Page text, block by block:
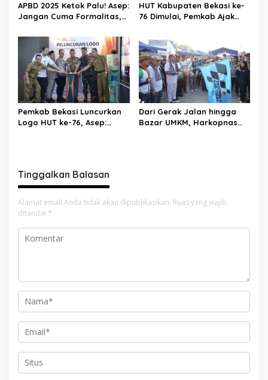
APBD 2025 Ketok Palu! Asep:
Jangan Cuma Formalitas,
Manfaatnya
HUT Kabupaten Bekasi ke-
76 Dimulai, Pemkab Ajak
Kibarkan Semangat
“Bangkit Bersama”
Pemkab Bekasi Luncurkan
Logo HUT ke-76, Asep:
Dari Gerak Jalan hingga
Bazar UMKM, Harkopnas
Tinggalkan Balasan
Alamat email Anda tidak akan dipublikasikan. Ruas yang wajib
ditandai *